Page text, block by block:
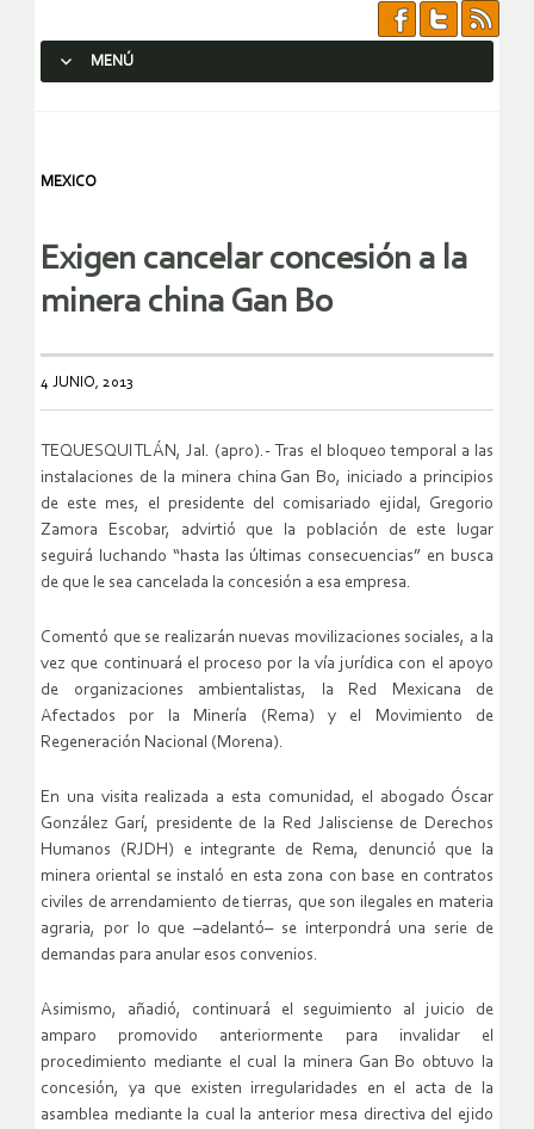
MENÚ
MEXICO
Exigen cancelar concesión a la
minera china Gan Bo
4 JUNIO, 2013
TEQUESQUITLÁN, Jal. (apro).- Tras el bloqueo temporal a las
instalaciones de la minera china Gan Bo, iniciado a principios
de este mes, el presidente del comisariado ejidal, Gregorio
Zamora Escobar, advirtió que la población de este lugar
seguirá luchando “hasta las últimas consecuencias” en busca
de que le sea cancelada la concesión a esa empresa.
Comentó que se realizarán nuevas movilizaciones sociales, a la
vez que continuará el proceso por la vía jurídica con el apoyo
de organizaciones ambientalistas, la Red Mexicana de
Afectados por la Minería (Rema) y el Movimiento de
Regeneración Nacional (Morena).
En una visita realizada a esta comunidad, el abogado Óscar
González Garí, presidente de la Red Jalisciense de Derechos
Humanos (RJDH) e integrante de Rema, denunció que la
minera oriental se instaló en esta zona con base en contratos
civiles de arrendamiento de tierras, que son ilegales en materia
agraria, por lo que –adelantó– se interpondrá una serie de
demandas para anular esos convenios.
Asimismo, añadió, continuará el seguimiento al juicio de
amparo promovido anteriormente para invalidar el
procedimiento mediante el cual la minera Gan Bo obtuvo la
concesión, ya que existen irregularidades en el acta de la
asamblea mediante la cual la anterior mesa directiva del ejido